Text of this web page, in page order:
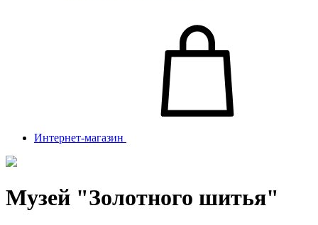
Интернет-магазин
Музей "Золотного шитья"